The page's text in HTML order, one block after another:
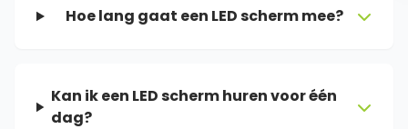
Hoe lang gaat een LED scherm mee?
Kan ik een LED scherm huren voor één
dag?